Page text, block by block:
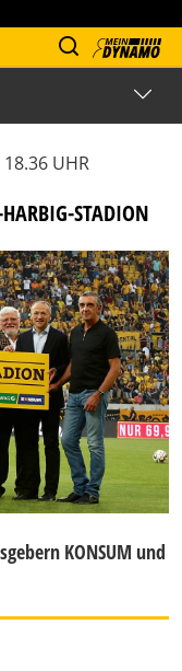
18.36 UHR
STADION
KONSUM und